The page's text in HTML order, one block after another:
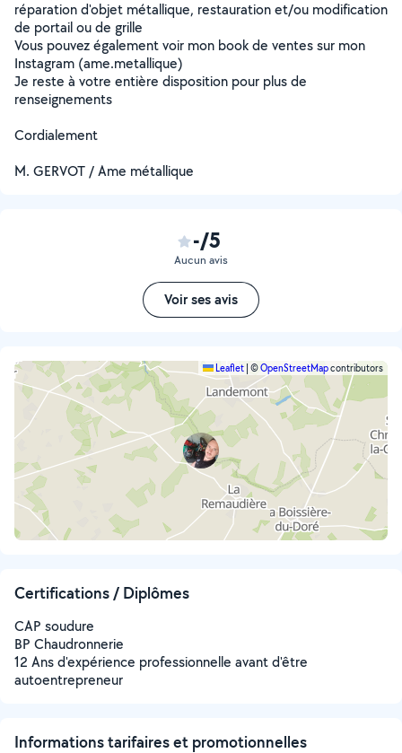
réparation d'objet métallique, restauration et/ou modification
de portail ou de grille
Vous pouvez également voir mon book de ventes sur mon
Instagram (ame.metallique)
Je reste à votre entière disposition pour plus de
renseignements
Cordialement
M. GERVOT / Ame métallique
-/5
Aucun avis
Voir ses avis
Leaflet ©OpenStreetMapcontributors
Certifications / Diplômes
CAP soudure
BP Chaudronnerie
12 Ans d'expérience professionnelle avant d'être
autoentrepreneur
Informations tarifaires et promotionnelles